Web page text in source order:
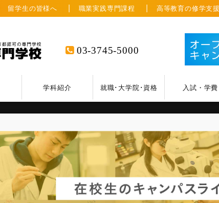
留学生の皆様へ 職業実践専門課程 高等教育の修学支
03-3745-5000
学科紹介 就職･大学院･資格 入試・学費